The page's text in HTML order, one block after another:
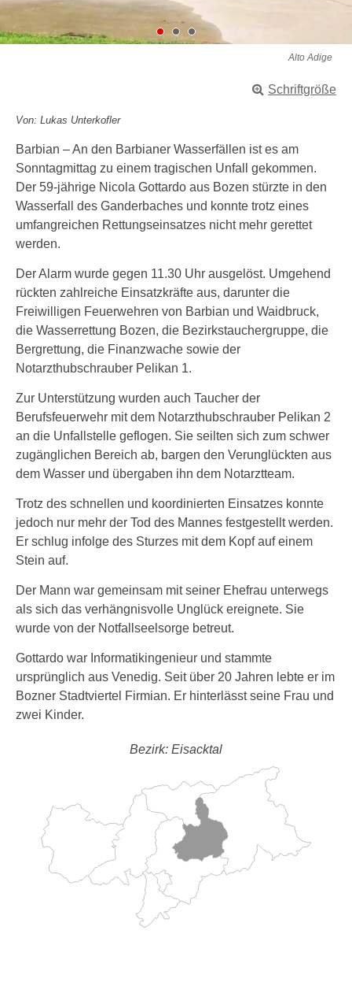
Alto Adige
Schriftgröße
Von: Lukas Unterkofler
Barbian – An den Barbianer Wasserfällen ist es am
Sonntagmittag zu einem tragischen Unfall gekommen.
Der 59-jährige Nicola Gottardo aus Bozen stürzte in den
Wasserfall des Ganderbaches und konnte trotz eines
umfangreichen Rettungseinsatzes nicht mehr gerettet
werden.
Der Alarm wurde gegen 11.30 Uhr ausgelöst. Umgehend
rückten zahlreiche Einsatzkräfte aus, darunter die
Freiwilligen Feuerwehren von Barbian und Waidbruck,
die Wasserrettung Bozen, die Bezirkstauchergruppe, die
Bergrettung, die Finanzwache sowie der
Notarzthubschrauber Pelikan 1.
Zur Unterstützung wurden auch Taucher der
Berufsfeuerwehr mit dem Notarzthubschrauber Pelikan 2
an die Unfallstelle geflogen. Sie seilten sich zum schwer
zugänglichen Bereich ab, bargen den Verunglückten aus
dem Wasser und übergaben ihn dem Notarztteam.
Trotz des schnellen und koordinierten Einsatzes konnte
jedoch nur mehr der Tod des Mannes festgestellt werden.
Er schlug infolge des Sturzes mit dem Kopf auf einem
Stein auf.
Der Mann war gemeinsam mit seiner Ehefrau unterwegs
als sich das verhängnisvolle Unglück ereignete. Sie
wurde von der Notfallseelsorge betreut.
Gottardo war Informatikingenieur und stammte
ursprünglich aus Venedig. Seit über 20 Jahren lebte er im
Bozner Stadtviertel Firmian. Er hinterlässt seine Frau und
zwei Kinder.
Bezirk: Eisacktal